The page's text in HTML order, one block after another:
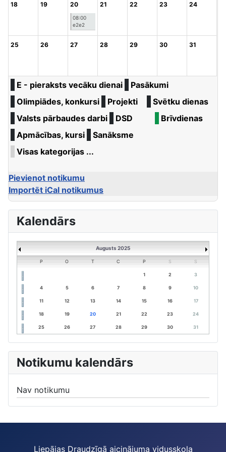
18 19 20
08:00
e2e2
21 22 23 24
25 26 27 28 29 30 31
E - pieraksts vecāku dienai
Pasākumi
Olimpiādes, konkursi
Projekti
Svētku dienas
Valsts pārbaudes darbi
DSD
Brīvdienas
Apmācības, kursi
Sanāksme
Visas kategorijas ...
Pievienot notikumu
Importēt iCal notikumus
Kalendārs
Augusts 2025
P O T C P S S
1 2 3
4 5 6 7 8 9 10
11 12 13 14 15 16 17
18 19 20 21 22 23 24
25 26 27 28 29 30 31
Notikumu kalendārs
Nav notikumu
Liepājas Draudzīgā aicinājuma vidusskola